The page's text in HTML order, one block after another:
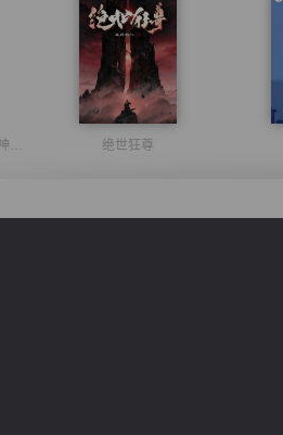
豪门战神：我既王（又名战神归来不败神婿修罗战神） 绝世狂尊